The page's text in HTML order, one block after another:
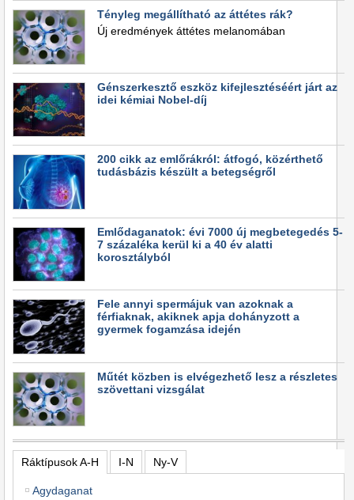
Tényleg megállítható az áttétes rák?
Új eredmények áttétes melanomában
Génszerkesztő eszköz kifejlesztéséért járt az
idei kémiai Nobel-díj
200 cikk az emlőrákról: átfogó, közérthető
tudásbázis készült a betegségről
Emlődaganatok: évi 7000 új megbetegedés 5-
7 százaléka kerül ki a 40 év alatti
korosztályból
Fele annyi spermájuk van azoknak a
férfiaknak, akiknek apja dohányzott a
gyermek fogamzása idején
Műtét közben is elvégezhető lesz a részletes
szövettani vizsgálat
Ráktípusok A-H I-N Ny-V
Agydaganat